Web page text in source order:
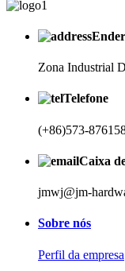
Zona Industrial
Telefone
(+86)573-
Caixa
jmwj@jm-
Sobre nós
Perfil da empresa